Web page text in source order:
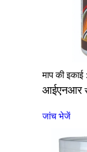
माप की इकाई :
आईएनआर
जांच भेजें